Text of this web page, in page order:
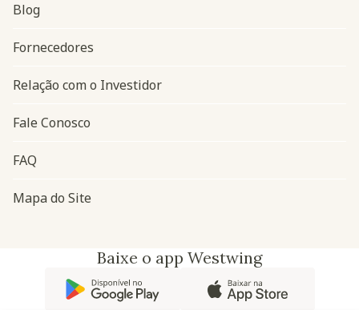
Navegação do rodapé
Blog
Fornecedores
Relação com o Investidor
Fale Conosco
FAQ
Mapa do Site
Baixe o app Westwing